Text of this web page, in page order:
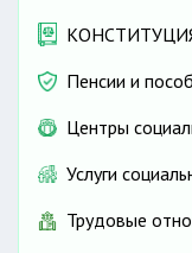
Пенсии и
Центры
Услуги
Трудовые